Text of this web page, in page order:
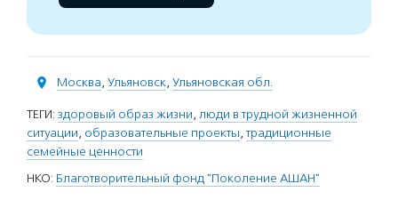
Москва, Ульяновск, Ульяновская обл.
ТЕГИ: здоровый образ жизни, люди в трудной жизненной
ситуации, образовательные проекты,традиционные
семейные ценности
НКО: Благотворительный фонд "Поколение АШАН"